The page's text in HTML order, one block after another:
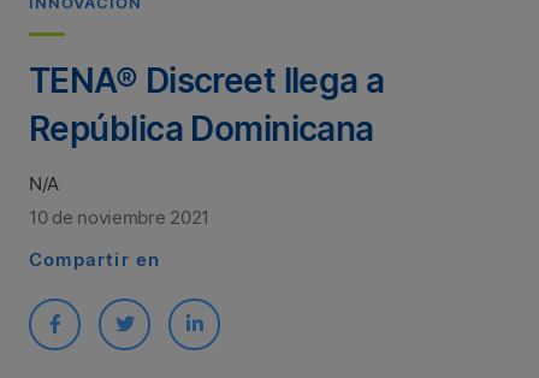
TENA® Discreet llega a
República Dominicana
N/A
10 de noviembre 2021
Compartir en